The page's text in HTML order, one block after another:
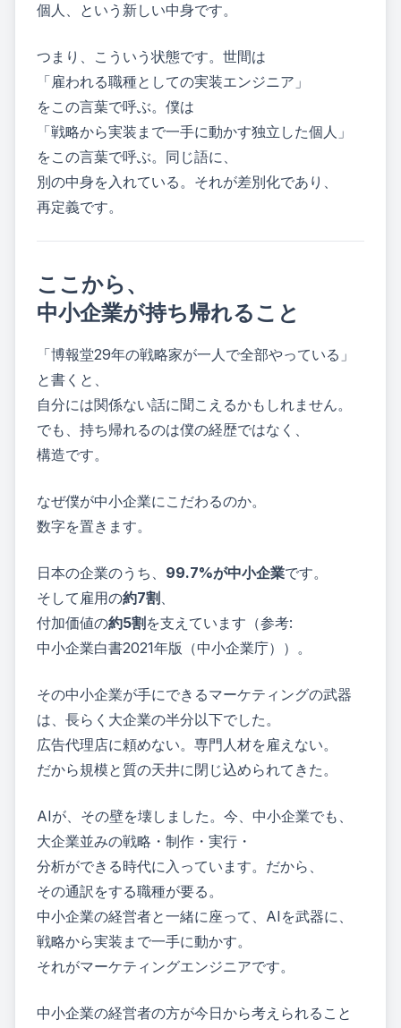
個人、という新しい中身です。
つまり、こういう状態です。世間は
「雇われる職種としての実装エンジニア」
をこの言葉で呼ぶ。僕は
「戦略から実装まで一手に動かす独立した個人」
をこの言葉で呼ぶ。同じ語に、
別の中身を入れている。それが差別化であり、
再定義です。
ここから、
中小企業が持ち帰れること
「博報堂29年の戦略家が一人で全部やっている」
と書くと、
自分には関係ない話に聞こえるかもしれません。
でも、持ち帰れるのは僕の経歴ではなく、
構造です。
なぜ僕が中小企業にこだわるのか。
数字を置きます。
日本の企業のうち、 99.7%が中小企業です。
そして雇用の約7割 、
付加価値の約5割 を支えています（参考:
中小企業白書2021年版（中小企業庁） ）。
その中小企業が手にできるマーケティングの武器
は、長らく大企業の半分以下でした。
広告代理店に頼めない。専門人材を雇えない。
だから規模と質の天井に閉じ込められてきた。
AIが、その壁を壊しました。今、中小企業でも、
大企業並みの戦略・制作・実行・
分析ができる時代に入っています。だから、
その通訳をする職種が要る。
中小企業の経営者と一緒に座って、AIを武器に、
戦略から実装まで一手に動かす。
それがマーケティングエンジニアです。
中小企業の経営者の方が今日から考えられること